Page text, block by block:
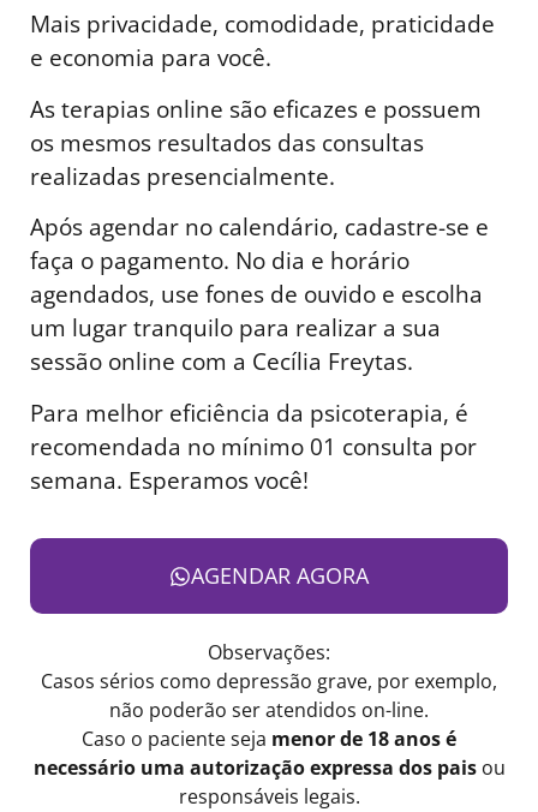
Mais privacidade, comodidade, praticidade
e economia para você.
As terapias online são eficazes e possuem
os mesmos resultados das consultas
realizadas presencialmente.
Após agendar no calendário, cadastre-se e
faça o pagamento. No dia e horário
agendados, use fones de ouvido e escolha
um lugar tranquilo para realizar a sua
sessão online com a Cecília Freytas.
Para melhor eficiência da psicoterapia, é
recomendada no mínimo 01 consulta por
semana. Esperamos você!
AGENDAR AGORA
Observações:
Casos sérios como depressão grave, por exemplo,
não poderão ser atendidos on-line.
Caso o paciente seja menor de 18 anos é
necessário uma autorização expressa dos paisou
responsáveis legais.